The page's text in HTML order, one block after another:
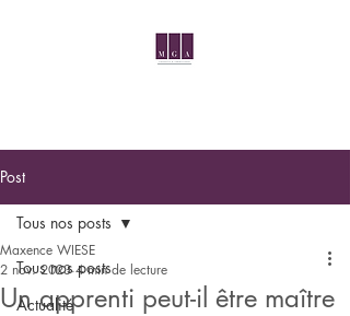
Post
Tous nos posts
Actualité
Tous nos posts
Un apprenti peut-il être maître
Maxence WIESE
2 nov. 2023 4 min de lecture